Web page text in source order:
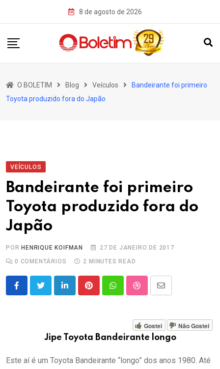
8 de agosto de 2026
O BOLETIM Blog Veículos
Bandeirante foi primeiro
Toyota produzido fora do Japão
VEÍCULOS
Bandeirante foi primeiro
Toyota produzido fora do
Japão
POR HENRIQUE KOIFMAN
27 DE JANEIRO DE 2017
0 COMENTÁRIOS 2 MINUTES READ
LinkedInPinterestWhatsappStumbleUpon
Share
Email
Gostei
Não Gostei
Jipe Toyota Bandeirante longo
Este aí é um Toyota Bandeirante “longo” dos anos 1980. Até